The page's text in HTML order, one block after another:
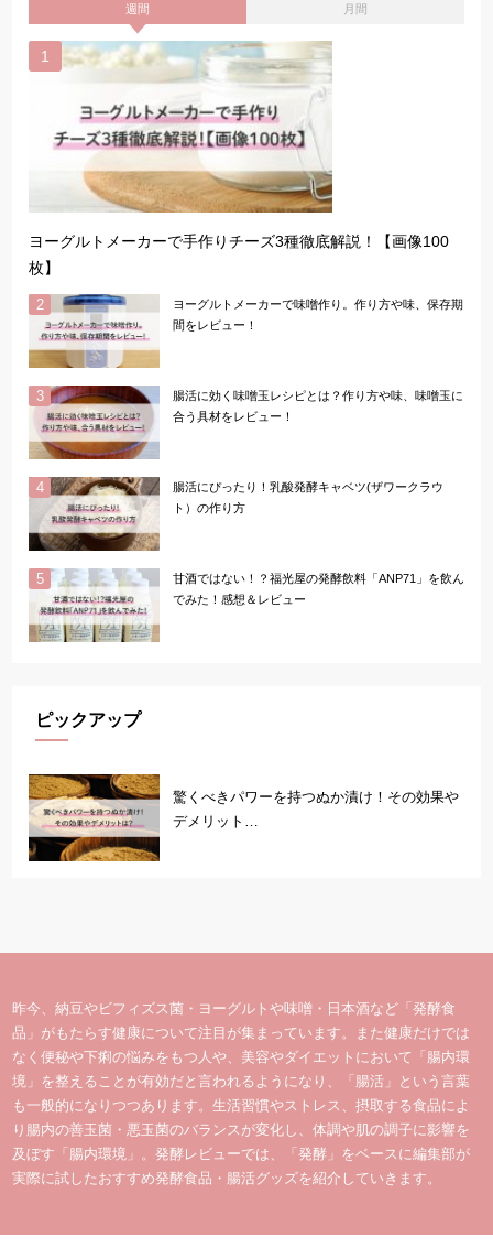
週間 月間
ヨーグルトメーカーで手作りチーズ3種徹底解説！【画像100
枚】
ヨーグルトメーカーで味噌作り。作り方や味、保存期
間をレビュー！
腸活に効く味噌玉レシピとは？作り方や味、味噌玉に
合う具材をレビュー！
腸活にぴったり！乳酸発酵キャベツ(ザワークラウ
ト）の作り方
甘酒ではない！？福光屋の発酵飲料「ANP71」を飲ん
でみた！感想＆レビュー
ピックアップ
驚くべきパワーを持つぬか漬け！その効果や
デメリット…
昨今、納豆やビフィズス菌・ヨーグルトや味噌・日本酒など「発酵食
品」がもたらす健康について注目が集まっています。また健康だけでは
なく便秘や下痢の悩みをもつ人や、美容やダイエットにおいて「腸内環
境」を整えることが有効だと言われるようになり、「腸活」という言葉
も一般的になりつつあります。生活習慣やストレス、摂取する食品によ
り腸内の善玉菌・悪玉菌のバランスが変化し、体調や肌の調子に影響を
及ぼす「腸内環境」。発酵レビューでは、「発酵」をベースに編集部が
実際に試したおすすめ発酵食品・腸活グッズを紹介していきます。